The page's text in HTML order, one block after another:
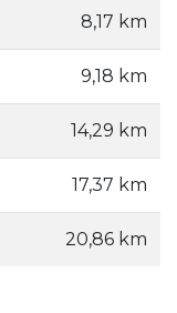
8,17 km
9,18 km
14,29 km
17,37 km
20,86 km